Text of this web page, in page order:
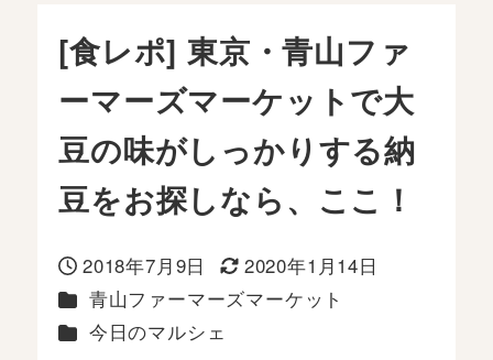
[食レポ] 東京・青山ファ
ーマーズマーケットで大
豆の味がしっかりする納
豆をお探しなら、ここ！
投稿日
2018年7月9日
更新日
2020年1月14日
カテゴリー
青山ファーマーズマーケット
カテゴリー
今日のマルシェ